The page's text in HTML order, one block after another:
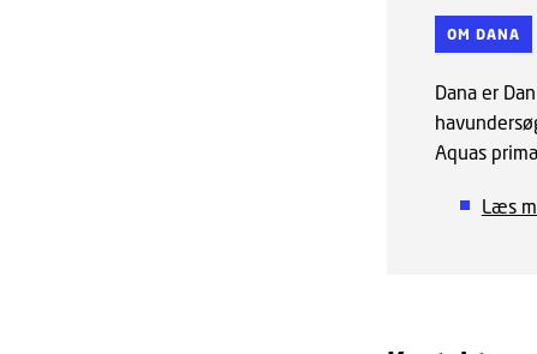
OM DANA
Dana er
Aquas
Læs